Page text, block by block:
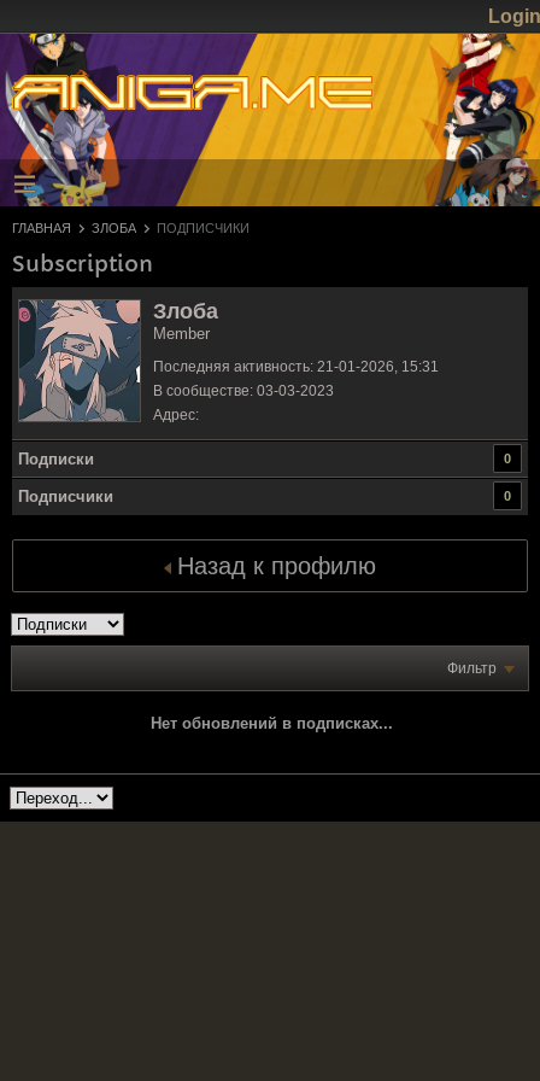
Login
ГЛАВНАЯ ЗЛОБА ПОДПИСЧИКИ
Subscription
Злоба
Member
Последняя активность: 21-01-2026, 15:31
В сообществе: 03-03-2023
Адрес:
Подписки 0
Подписчики 0
Назад к профилю
Фильтр
Нет обновлений в подписках...